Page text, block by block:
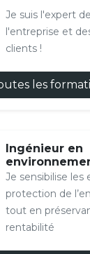
Je suis l'expert
l'entreprise et
clients !
les
Ingénieur en
Je sensibilise les
protection de
tout en
rentabilité